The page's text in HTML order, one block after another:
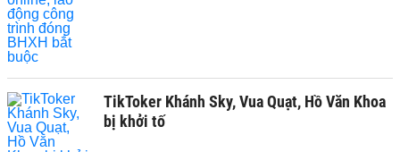
TikToker Khánh Sky, Vua Quạt, Hồ Văn Khoa
bị khởi tố